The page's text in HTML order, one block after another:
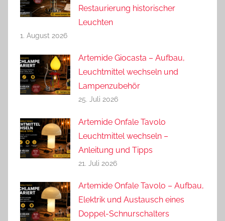
Restaurierung historischer
Leuchten
1. August 2026
Artemide Giocasta – Aufbau,
Leuchtmittel wechseln und
Lampenzubehör
25. Juli 2026
Artemide Onfale Tavolo
Leuchtmittel wechseln –
Anleitung und Tipps
21. Juli 2026
Artemide Onfale Tavolo – Aufbau,
Elektrik und Austausch eines
Doppel-Schnurschalters